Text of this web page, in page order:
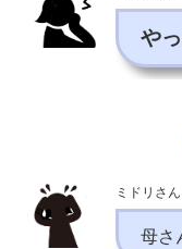
や
ミドリさん
母さ